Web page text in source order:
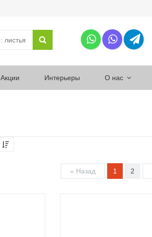
Акции Интерьеры О нас
« Назад 1 2